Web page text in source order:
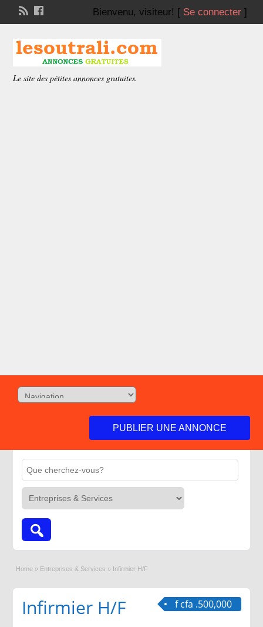
Bienvenu, visiteur! [ Se connecter]
Le site des pétites annonces gratuites.
PUBLIER UNE ANNONCE
Home » Entreprises & Services » Infirmier H/F
f cfa .500,000
Infirmier H/F